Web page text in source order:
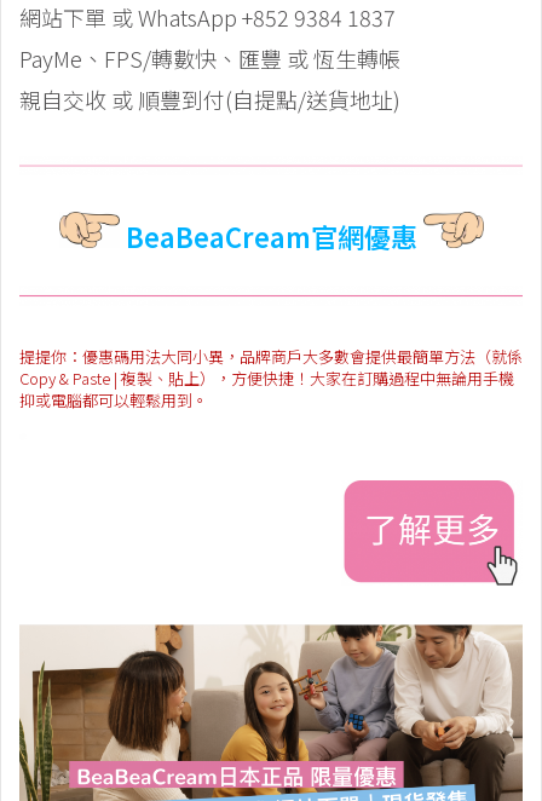
網站下單 或 WhatsApp +852 9384 1837
PayMe、FPS/轉數快、匯豐 或 恆生轉帳
親自交收 或 順豐到付(自提點/送貨地址)
BeaBeaCream官網優惠
提提你：優惠碼用法大同小異，品牌商戶大多數會提供最簡單方法（就係
Copy & Paste | 複製、貼上），方便快捷！大家在訂購過程中無論用手機
抑或電腦都可以輕鬆用到。